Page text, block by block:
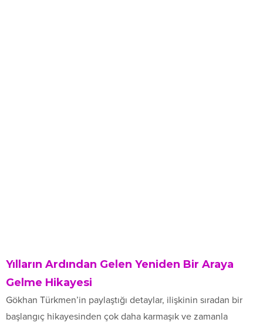
Yılların Ardından Gelen Yeniden Bir Araya
Gelme Hikayesi
Gökhan Türkmen’in paylaştığı detaylar, ilişkinin sıradan bir
başlangıç hikayesinden çok daha karmaşık ve zamanla